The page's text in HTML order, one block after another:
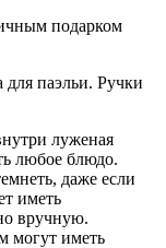
подарком
паэльи. Ручки
луженая
любое блюдо.
даже если
иметь
вручную.
могут иметь